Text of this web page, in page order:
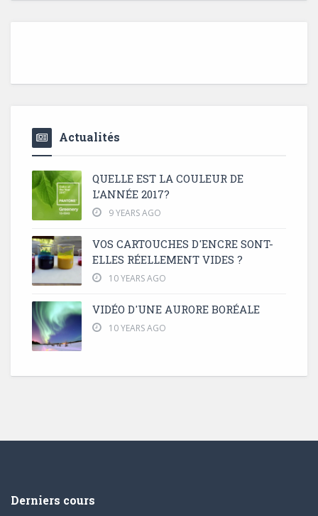
Actualités
QUELLE EST LA COULEUR DE
L’ANNÉE 2017?
9 YEARS AGO
VOS CARTOUCHES D'ENCRE SONT-
ELLES RÉELLEMENT VIDES ?
10 YEARS AGO
VIDÉO D'UNE AURORE BORÉALE
10 YEARS AGO
Derniers cours